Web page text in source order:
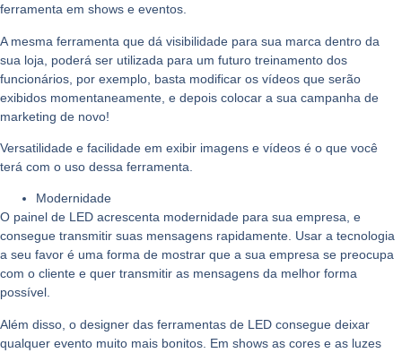
ferramenta em shows e eventos.
A mesma ferramenta que dá visibilidade para sua marca dentro da
sua loja, poderá ser utilizada para um futuro treinamento dos
funcionários, por exemplo, basta modificar os vídeos que serão
exibidos momentaneamente, e depois colocar a sua campanha de
marketing de novo!
Versatilidade e facilidade em exibir imagens e vídeos é o que você
terá com o uso dessa ferramenta.
Modernidade
O painel de LED acrescenta modernidade para sua empresa, e
consegue transmitir suas mensagens rapidamente. Usar a tecnologia
a seu favor é uma forma de mostrar que a sua empresa se preocupa
com o cliente e quer transmitir as mensagens da melhor forma
possível.
Além disso, o designer das ferramentas de LED consegue deixar
qualquer evento muito mais bonitos. Em shows as cores e as luzes